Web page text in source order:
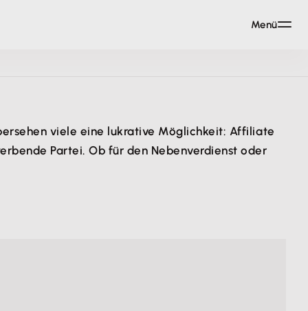
viele eine lukrative Möglichkeit: Affiliate
Partei. Ob für den Nebenverdienst oder
Menü